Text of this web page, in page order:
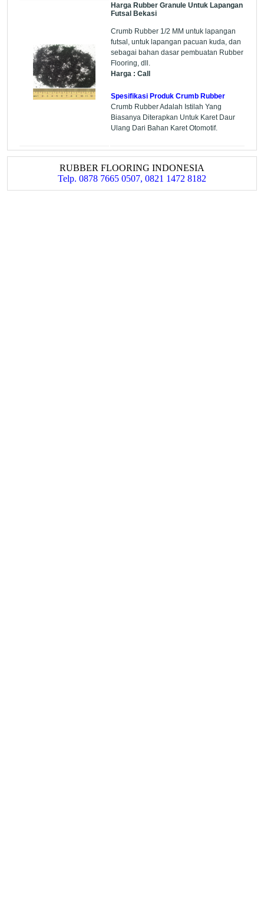
Harga Rubber Granule Untuk Lapangan
Futsal Bekasi
Crumb Rubber 1/2 MM untuk lapangan
futsal, untuk lapangan pacuan kuda, dan
sebagai bahan dasar pembuatan Rubber
Flooring, dll.
Harga : Call
Spesifikasi Produk Crumb Rubber
Crumb Rubber Adalah Istilah Yang
Biasanya Diterapkan Untuk Karet Daur
Ulang Dari Bahan Karet Otomotif.
RUBBER FLOORING INDONESIA
Telp. 0878 7665 0507, 0821 1472 8182